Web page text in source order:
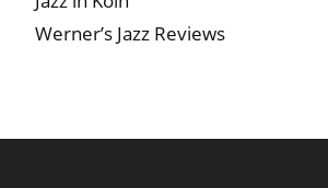
Werner’s Jazz Reviews